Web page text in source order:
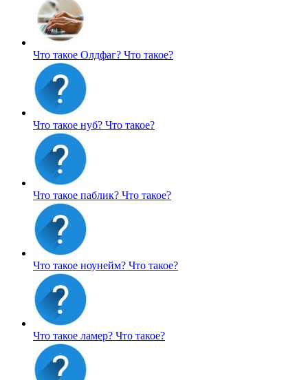
Что такое Олдфаг? Что такое?
Что такое нуб? Что такое?
Что такое паблик? Что такое?
Что такое ноунейм? Что такое?
Что такое ламер? Что такое?